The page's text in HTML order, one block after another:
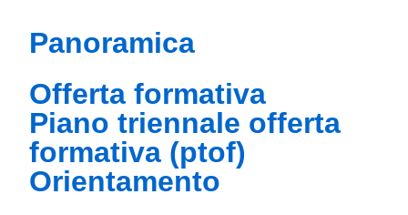
panoramica
offerta formativa
piano triennale offerta
formativa (ptof)
orientamento